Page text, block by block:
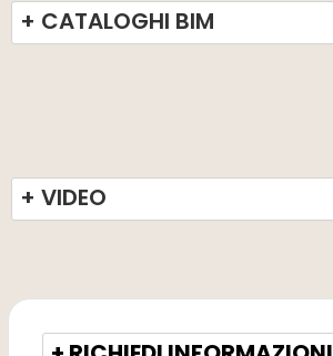
+ CATALOGHI BIM
+ VIDEO